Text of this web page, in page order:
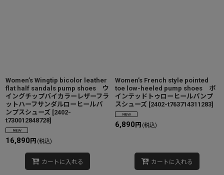
Women’s Wingtip bicolor leather
flat half sandals pump shoes ウ
イングチップバイカラーレザーフラ
ットハーフサンダルローヒールパ
ンプスシューズ [2402-
t730012848728]
16,890 円 (税込)
カートに入れる
Women’s French style pointed
toe low-heeled pump shoes ポ
インテッドトゥローヒールパンプ
スシューズ [2402-t763714311283]
6,890 円 (税込)
カートに入れる